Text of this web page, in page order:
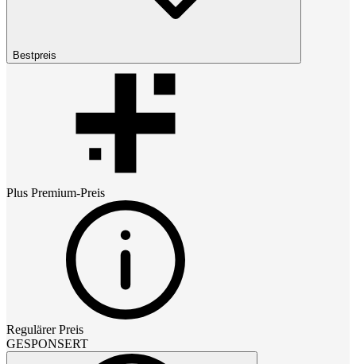
Bestpreis
Plus Premium-Preis
Regulärer Preis
GESPONSERT